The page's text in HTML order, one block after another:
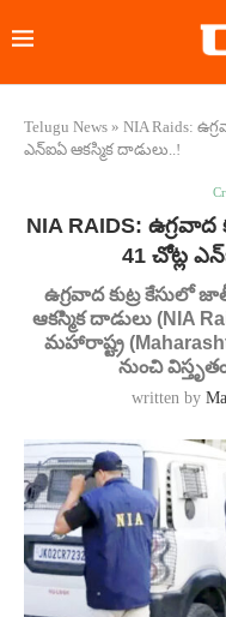
Telugu News » NIA Raids:
ఎన్ఐఏ ఆకస్మిక దాడులు..!
NIA RAIDS: ఉగ్రవాద
41 చోట్ల
ఉగ్రవాద కుట్ర కేసులో
ఆకస్మిక దాడులు (NIA
మహారాష్ట్ర
నుంచి
written by